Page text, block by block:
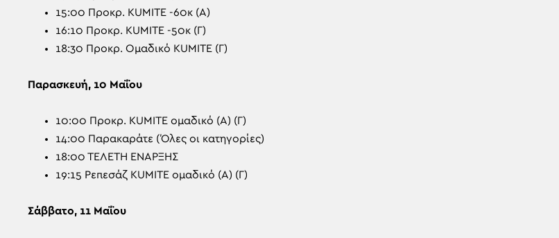
15:00 Προκρ. KUMITE -60κ (Α)
16:10 Προκρ. KUMITE -50κ (Γ)
18:30 Προκρ. Ομαδικό KUMITE (Γ)
Παρασκευή, 10 Μαΐου
10:00 Προκρ. KUMITE ομαδικό (Α) (Γ)
14:00 Παρακαράτε (Όλες οι κατηγορίες)
18:00 ΤΕΛΕΤΗ ΕΝΑΡΞΗΣ
19:15 Ρεπεσάζ KUMITE ομαδικό (Α) (Γ)
Σάββατο, 11 Μαΐου